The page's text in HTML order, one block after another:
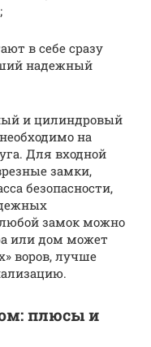
в себе сразу
надежный
и цилиндровый
на
Для входной
замки,
безопасности,
замок можно
или дом может
воров, лучше
плюсы и